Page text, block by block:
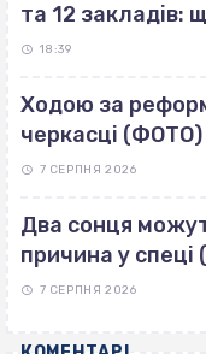
та 12 закладів:
18:39
Ходою за
черкасці (ФОТО)
7 СЕРПНЯ 2026
Два сонця
причина у
7 СЕРПНЯ 2026